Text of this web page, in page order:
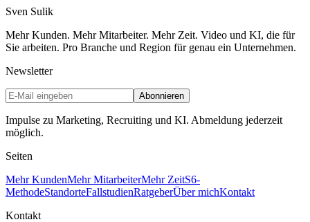
Sven Sulik
Mehr Kunden. Mehr Mitarbeiter. Mehr Zeit. Video und KI, die für
Sie arbeiten. Pro Branche und Region für genau ein Unternehmen.
Newsletter
Abonnieren
Impulse zu Marketing, Recruiting und KI. Abmeldung jederzeit
möglich.
Seiten
Mehr KundenMehr MitarbeiterMehr ZeitS6-
MethodeStandorteFallstudienRatgeberÜber michKontakt
Kontakt